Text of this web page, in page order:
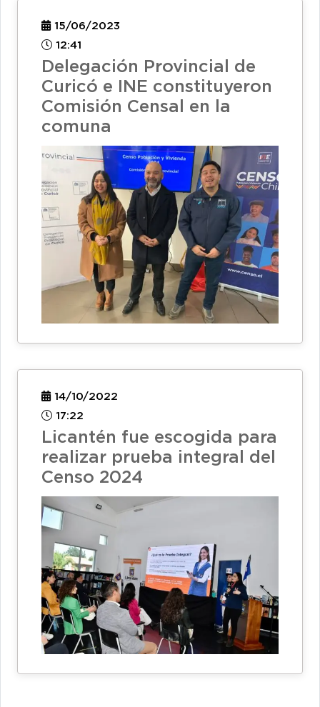
15/06/2023
12:41
Delegación Provincial de
Curicó e INE constituyeron
Comisión Censal en la
comuna
14/10/2022
17:22
Licantén fue escogida para
realizar prueba integral del
Censo 2024